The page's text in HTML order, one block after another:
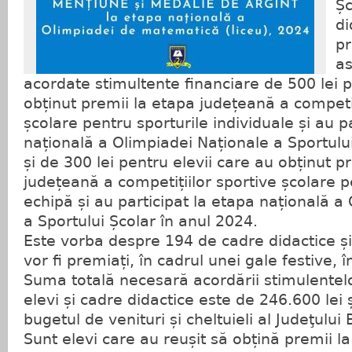
acordate stimultente financiare de 500 lei
obținut premii la etapa județeană a
școlare pentru sporturile individuale și au
națională a Olimpiadei Naționale a
și de 300 lei pentru elevii care au obținut
județeană a competițiilor sportive școlare
echipă și au participat la etapa națională a
a Sportului Școlar în anul 2024.
Este vorba despre 194 de cadre didactice
vor fi premiați, în cadrul unei gale festive,
Suma totală necesară acordării
elevi și cadre didactice este de 246.600 lei
bugetul de venituri și cheltuieli al Judeţului
Sunt elevi care au reușit să obțină premii